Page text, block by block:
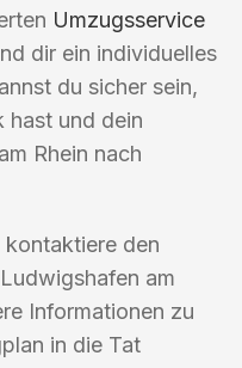
Umzugsservice
dir ein individuelles
du sicher sein,
hast und dein
Rhein nach
den
am
Informationen zu
in die Tat